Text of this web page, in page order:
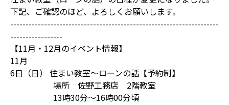
下記、ご確認のほど、よろしくお願いします。
--------------------------------------------------------------------
-----------------
【11月・12月のイベント情報】
11月
6日（日） 住まい教室～ローンの話【予約制】
場所 佐野工務店 2階教室
13時30分～16時00分頃